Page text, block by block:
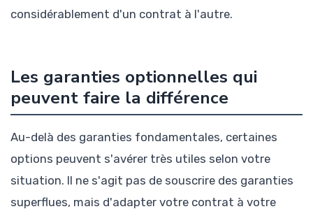
considérablement d'un contrat à l'autre.
Les garanties optionnelles qui
peuvent faire la différence
Au-delà des garanties fondamentales, certaines
options peuvent s'avérer très utiles selon votre
situation. Il ne s'agit pas de souscrire des garanties
superflues, mais d'adapter votre contrat à votre